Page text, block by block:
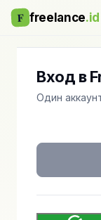
F freelance.id
Вход в
Один